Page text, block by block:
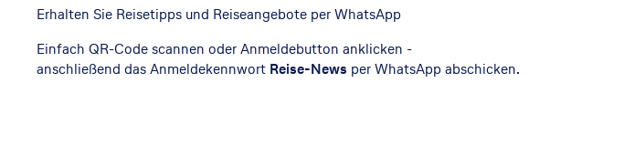
Erhalten Sie Reisetipps und Reiseangebote per WhatsApp
Einfach QR-Code scannen oder Anmeldebutton anklicken -
anschließend das Anmeldekennwort Reise-News per WhatsApp abschicken.